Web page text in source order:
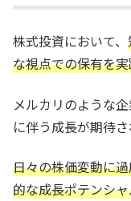
株式投資において、
な視点での保有を
メルカリのような
に伴う成長が期待さ
日々の株価変動に
的な成長ポテンシ